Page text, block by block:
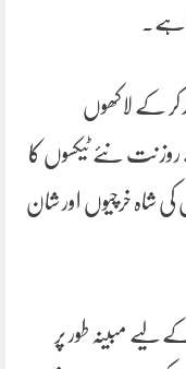
ہے۔
کر کے لاکھوں
نت نئے ٹیکسوں کا
کی شاہ خرچیوں اور شان
لیے مبینہ طور پر